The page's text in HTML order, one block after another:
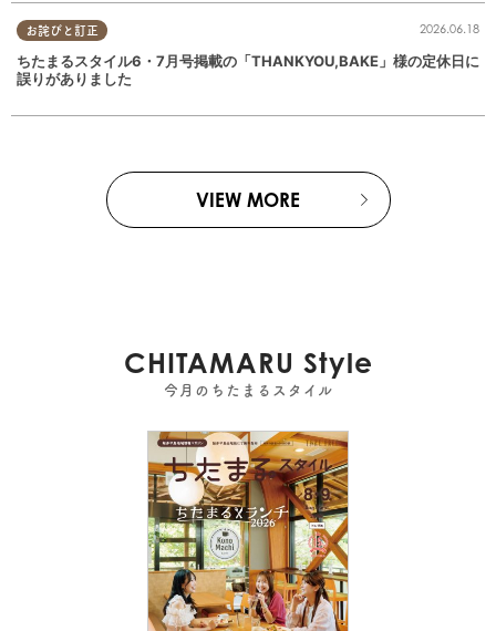
お詫びと訂正 2026.06.18
ちたまるスタイル6・7月号掲載の「THANKYOU,BAKE」様の定休日に
誤りがありました
VIEW MORE
CHITAMARU Style
今月のちたまるスタイル